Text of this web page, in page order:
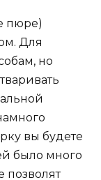
пюре)
Для
но
вы будете
было много
позволят